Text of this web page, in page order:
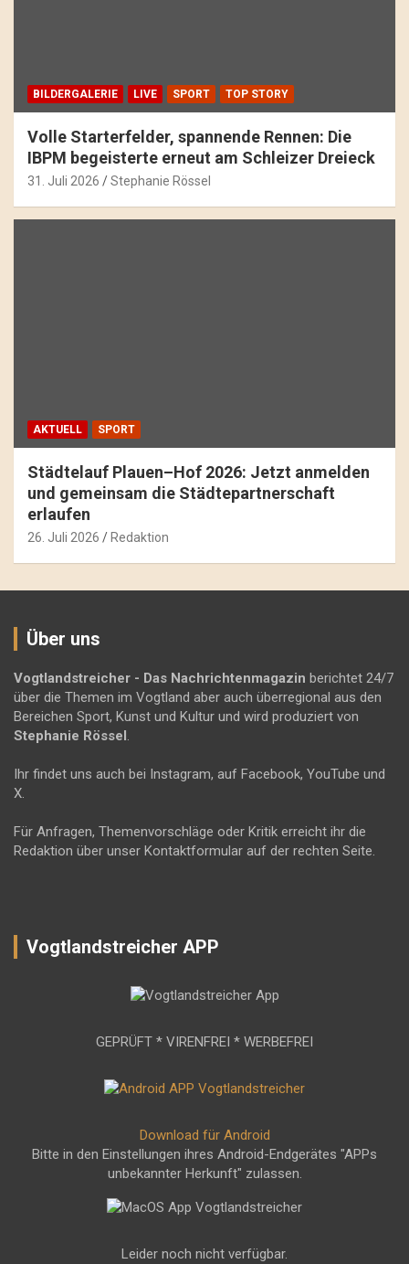
BILDERGALERIE LIVE SPORT TOP STORY
Volle Starterfelder, spannende Rennen: Die
IBPM begeisterte erneut am Schleizer Dreieck
31. Juli 2026 Stephanie Rössel
AKTUELL SPORT
Städtelauf Plauen–Hof 2026: Jetzt anmelden
und gemeinsam die Städtepartnerschaft
erlaufen
26. Juli 2026 Redaktion
Über uns
Vogtlandstreicher - Das Nachrichtenmagazin berichtet 24/7
über die Themen im Vogtland aber auch überregional aus den
Bereichen Sport, Kunst und Kultur und wird produziert von
Stephanie Rössel .
Ihr findet uns auch bei Instagram, auf Facebook, YouTube und
X.
Für Anfragen, Themenvorschläge oder Kritik erreicht ihr die
Redaktion über unser Kontaktformular auf der rechten Seite.
Vogtlandstreicher APP
GEPRÜFT * VIRENFREI * WERBEFREI
Download für Android
Bitte in den Einstellungen ihres Android-Endgerätes "APPs
unbekannter Herkunft" zulassen.
Leider noch nicht verfügbar.